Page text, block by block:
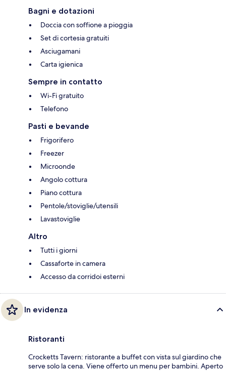
Bagni e dotazioni
Doccia con soffione a pioggia
Set di cortesia gratuiti
Asciugamani
Carta igienica
Sempre in contatto
Wi-Fi gratuito
Telefono
Pasti e bevande
Frigorifero
Freezer
Microonde
Angolo cottura
Piano cottura
Pentole/stoviglie/utensili
Lavastoviglie
Altro
Tutti i giorni
Cassaforte in camera
Accesso da corridoi esterni
In evidenza
Ristoranti
Crocketts Tavern: ristorante a buffet con vista sul giardino che
serve solo la cena. Viene offerto un menu per bambini. Aperto